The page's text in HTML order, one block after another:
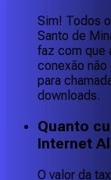
Sim! Todos
Santo de
faz com que
conexão
para
downloads.
Quanto
Internet
O valor da